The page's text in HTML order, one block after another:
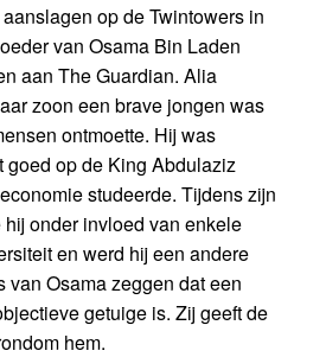
op de Twintowers in
van Osama Bin Laden
aan The Guardian. Alia
zoon een brave jongen was
ontmoette. Hij was
goed op de King Abdulaziz
studeerde. Tijdens zijn
onder invloed van enkele
en werd hij een andere
van Osama zeggen dat een
getuige is. Zij geeft de
hem.